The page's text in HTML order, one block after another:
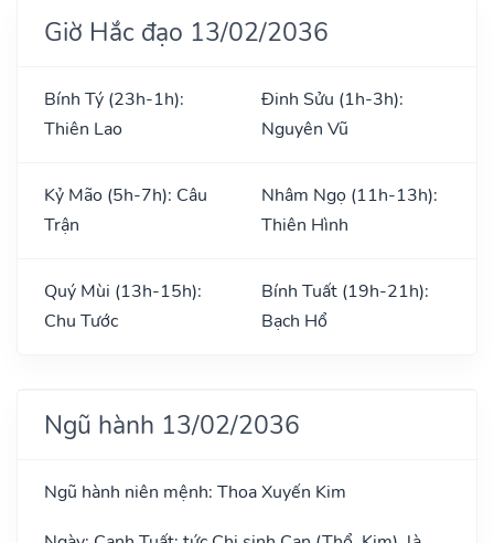
Giờ Hắc đạo 13/02/2036
Bính Tý (23h-1h):
Thiên Lao
Đinh Sửu (1h-3h):
Nguyên Vũ
Kỷ Mão (5h-7h): Câu
Trận
Nhâm Ngọ (11h-13h):
Thiên Hình
Quý Mùi (13h-15h):
Chu Tước
Bính Tuất (19h-21h):
Bạch Hổ
Ngũ hành 13/02/2036
Ngũ hành niên mệnh: Thoa Xuyến Kim